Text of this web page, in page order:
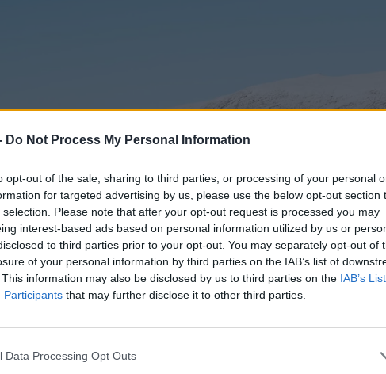
Do Not Process My Personal Information
opt-out of the sale, sharing to third parties, or processing of your personal
for targeted advertising by us, please use the below opt-out section
Please note that after your opt-out request is processed you may
interest-based ads based on personal information utilized by us or
to third parties prior to your opt-out. You may separately opt-out of
of your personal information by third parties on the IAB’s list of
information may also be disclosed by us to third parties on the IAB’s
Participants that may further disclose it to other third parties.
Data Processing Opt Outs